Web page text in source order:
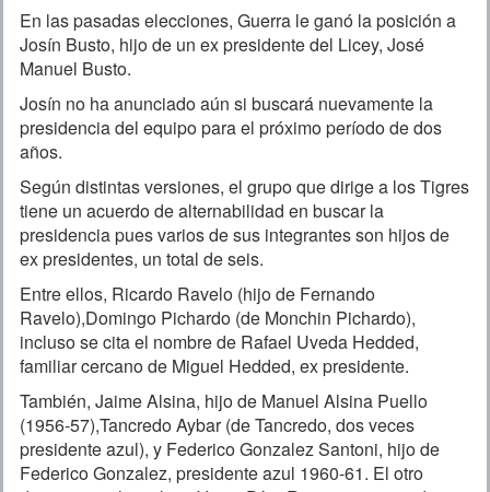
En las pasadas elecciones, Guerra le ganó la posición a
Josín Busto, hijo de un ex presidente del Licey, José
Manuel Busto.
Josín no ha anunciado aún si buscará nuevamente la
presidencia del equipo para el próximo período de dos
años.
Según distintas versiones, el grupo que dirige a los Tigres
tiene un acuerdo de alternabilidad en buscar la
presidencia pues varios de sus integrantes son hijos de
ex presidentes, un total de seis.
Entre ellos, Ricardo Ravelo (hijo de Fernando
Ravelo),Domingo Pichardo (de Monchin Pichardo),
incluso se cita el nombre de Rafael Uveda Hedded,
familiar cercano de Miguel Hedded, ex presidente.
También, Jaime Alsina, hijo de Manuel Alsina Puello
(1956-57),Tancredo Aybar (de Tancredo, dos veces
presidente azul), y Federico Gonzalez Santoni, hijo de
Federico Gonzalez, presidente azul 1960-61. El otro